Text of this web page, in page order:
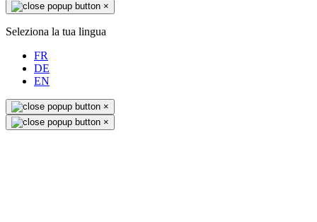
×
Seleziona la tua lingua
FR
DE
EN
×
×